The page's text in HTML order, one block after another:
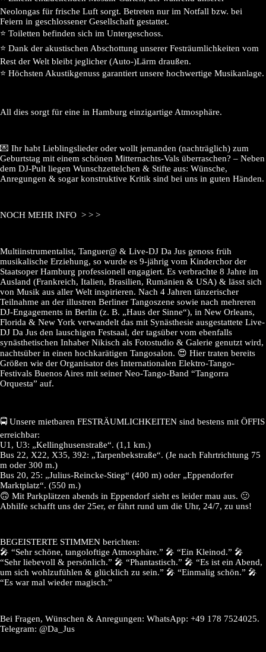
Neolongas für frische Luft sorgt. Betreten nur im Notfall bzw. bei
Feiern in geschlossener Gesellschaft gestattet.
⭐️ Toiletten befinden sich im Untergeschoss.
⭐️ Dank der akustischen Abschottung unserer Festräumlichkeiten vom
Rest der Welt bleibt jeglicher (Auto-)Lärm draußen.
⭐️ Höchsten Akustikgenuss garantiert unsere hochwertige Musikanlage.
All dies sorgt für eine in Hamburg einzigartige Atmosphäre.
💌 Ihr habt Lieblingslieder oder wollt jemanden (nachträglich) zum
Geburtstag mit einem schönen Mitternachts-Vals überraschen? – Neben
dem DJ-Pult liegen Wunschzettelchen & Stifte aus: Wünsche,
Anregungen & sogar konstruktive Kritik sind bei uns in guten Händen.
NOCH MEHR INFO > > >
Multiinstrumentalist, Tanguer@ & Live-DJ Da Jus genoss früh
musikalische Erziehung, so wurde es 9-jährig vom Kinderchor der
Staatsoper Hamburg professionell engagiert. Es verbrachte 8 Jahre im
Ausland (Frankreich, Italien, Brasilien, Rumänien & USA) & lässt sich
von Musik aus aller Welt inspirieren. Nach 4 Jahren tänzerischer
Teilnahme an der illustren Berliner Tangoszene sowie nach mehreren
DJ-Engagements in Berlin (z. B. „Haus der Sinne“), in New Orleans,
Florida & New York verwandelt das mit Synästhesie ausgestattete Live-
DJ Da Jus den lauschigen Festsaal, der tagsüber vom ebenfalls
synästhetischen Inhaber Nikisch als Fotostudio & Galerie genutzt wird,
nachtsüber in einen hochkarätigen Tangosalon. 😍 Hier traten bereits
Größen wie der Organisator des Internationalen Elektro-Tango-
Festivals Buenos Aires mit seiner Neo-Tango-Band “Tangorra
Orquesta” auf.
🚍 Unsere mietbaren FESTRÄUMLICHKEITEN sind bestens mit ÖFFIS
erreichbar:
U1, U3: „Kellinghusenstraße“. (1,1 km.)
Bus 22, X22, X35, 392: „Tarpenbekstraße“. (Je nach Fahrtrichtung 75
m oder 300 m.)
Bus 20, 25: „Julius-Reincke-Stieg“ (400 m) oder „Eppendorfer
Marktplatz“. (550 m.)
🙃 Mit Parkplätzen abends in Eppendorf sieht es leider mau aus. 🙂
Abhilfe schafft uns der 25er, er fährt rund um die Uhr, 24/7, zu uns!
BEGEISTERTE STIMMEN berichten:
🎤 “Sehr schöne, tangoloftige Atmosphäre.” 🎤 “Ein Kleinod.” 🎤
“Sehr liebevoll & persönlich.” 🎤 “Phantastisch.” 🎤 “Es ist ein Abend,
um sich wohlzufühlen & glücklich zu sein.” 🎤 “Einmalig schön.” 🎤
“Es war mal wieder magisch.”
Bei Fragen, Wünschen & Anregungen: WhatsApp: +49 178 7524025.
Telegram: @Da_Jus